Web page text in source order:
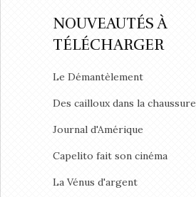
NOUVEAUTÉS À
TÉLÉCHARGER
Le Démantèlement
Des cailloux dans la chaussure
Journal d'Amérique
Capelito fait son cinéma
La Vénus d'argent